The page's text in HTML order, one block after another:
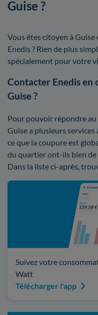
Guise ?
Vous êtes citoyen à
Enedis ? Rien de plus
spécialement pour votre
Contacter Enedis en
Guise ?
Pour pouvoir répondre au
Guise a plusieurs
ce que la coupure est
du quartier ont-ils bien
Dans la liste ci-après,
Suivez votre
Watt
Télécharger l'app